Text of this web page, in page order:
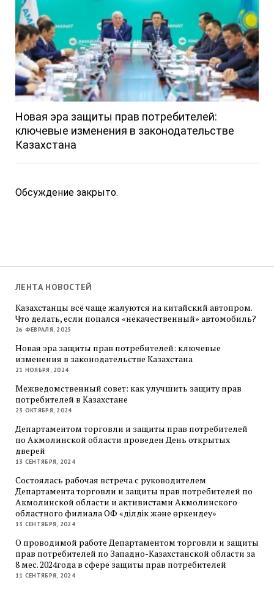
Новая эра защиты прав потребителей:
ключевые изменения в законодательстве
Казахстана
Обсуждение закрыто.
ЛЕНТА НОВОСТЕЙ
Казахстанцы всё чаще жалуются на китайский автопром.
Что делать, если попался «некачественный» автомобиль?
26 ФЕВРАЛЯ, 2025
Новая эра защиты прав потребителей: ключевые
изменения в законодательстве Казахстана
21 НОЯБРЯ, 2024
Межведомственный совет: как улучшить защиту прав
потребителей в Казахстане
23 ОКТЯБРЯ, 2024
Департаментом торговли и защиты прав потребителей
по Акмолинской области проведен День открытых
дверей
13 СЕНТЯБРЯ, 2024
Состоялась рабочая встреча с руководителем
Департамента торговли и защиты прав потребителей по
Акмолинской области и активистами Акмолинского
областного филиала ОФ «Әділдік және өркендеу»
13 СЕНТЯБРЯ, 2024
О проводимой работе Департаментом торговли и защиты
прав потребителей по Западно-Казахстанской области за
8 мес. 2024года в сфере защиты прав потребителей
11 СЕНТЯБРЯ, 2024